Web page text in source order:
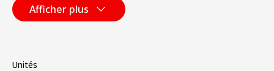
Afficher plus
Unités